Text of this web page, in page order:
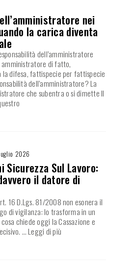
nei
la carica diventa
dell’amministratore
di fatto,
la difesa, fattispecie per fattispecie
dell’amministratore? La
che subentra o si dimette Il
2026
Sicurezza Sul Lavoro:
il datore di
16 D.Lgs. 81/2008 non esonera il
di vigilanza: lo trasforma in un
chiede oggi la Cassazione e
… Leggi di più